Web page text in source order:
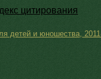
детей и юношества,